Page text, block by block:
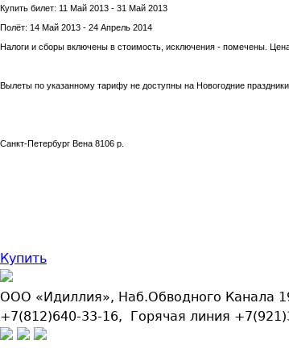
Купить билет: 11 Май 2013 - 31 Май 2013
Полёт: 14 Май 2013 - 24 Апрель 2014
Налоги и сборы включены в стоимость, исключения - помечены. Цена
Вылеты по указанному тарифу не доступны на Новогодние праздники
Санкт-Петербург Вена 8106 р.
Купить
ООО «Идиллия», Наб.Обводного Канала
+7(812)640-33-16, Горячая линия